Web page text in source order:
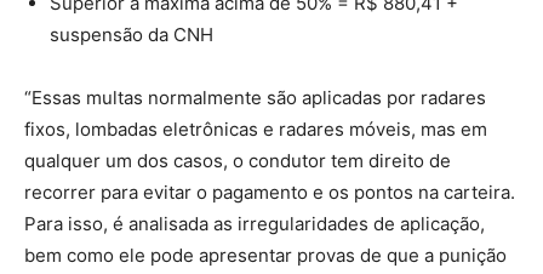
suspensão da CNH
“Essas multas normalmente são aplicadas por radares
fixos, lombadas eletrônicas e radares móveis, mas em
qualquer um dos casos, o condutor tem direito de
recorrer para evitar o pagamento e os pontos na carteira.
Para isso, é analisada as irregularidades de aplicação,
bem como ele pode apresentar provas de que a punição